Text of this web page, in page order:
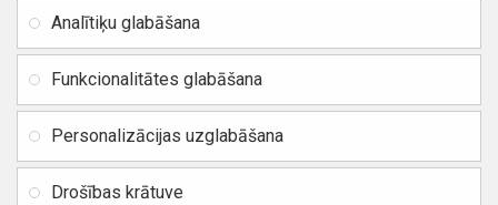
Piegādes un apmaksa
Vietnes karte
BIC / SWIFT: HABALV22
TEl.: +371 20219155
E-pasts:info@mobipart.eu
Autortiesības © 2021, MOBIPART.EU, Visas tiesības aizsargātas
Analītiķu glabāšana
Funkcionalitātes glabāšana
Personalizācijas uzglabāšana
Drošības krātuve